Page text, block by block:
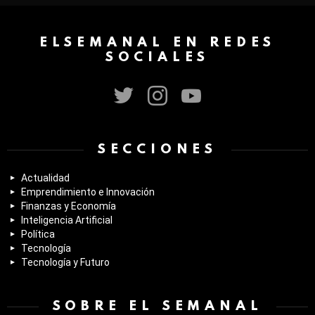
ELSEMANAL EN REDES
SOCIALES
SECCIONES
Actualidad
Emprendimiento e Innovación
Finanzas y Economía
Inteligencia Artificial
Política
Tecnología
Tecnología y Futuro
SOBRE EL SEMANAL